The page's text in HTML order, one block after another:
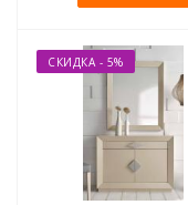
СКИДКА - 5%